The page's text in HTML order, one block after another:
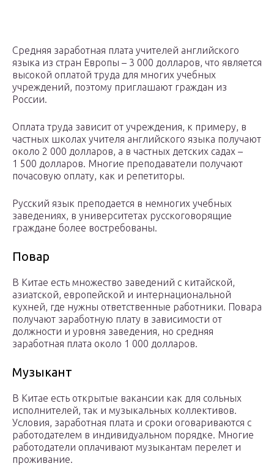
Средняя заработная плата учителей английского
языка из стран Европы – 3 000 долларов, что является
высокой оплатой труда для многих учебных
учреждений, поэтому приглашают граждан из
России.
Оплата труда зависит от учреждения, к примеру, в
частных школах учителя английского языка получают
около 2 000 долларов, а в частных детских садах –
1 500 долларов. Многие преподаватели получают
почасовую оплату, как и репетиторы.
Русский язык преподается в немногих учебных
заведениях, в университетах русскоговорящие
граждане более востребованы.
Повар
В Китае есть множество заведений с китайской,
азиатской, европейской и интернациональной
кухней, где нужны ответственные работники. Повара
получают заработную плату в зависимости от
должности и уровня заведения, но средняя
заработная плата около 1 000 долларов.
Музыкант
В Китае есть открытые вакансии как для сольных
исполнителей, так и музыкальных коллективов.
Условия, заработная плата и сроки оговариваются с
работодателем в индивидуальном порядке. Многие
работодатели оплачивают музыкантам перелет и
проживание.